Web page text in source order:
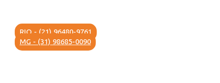
RIO - (21) 96480-9761
MG - (31) 98685-0090